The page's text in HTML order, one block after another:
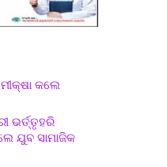
କଲେ
ଭର୍ତ୍ତୃହରି
ଯୁବ ସାମାଜିକ